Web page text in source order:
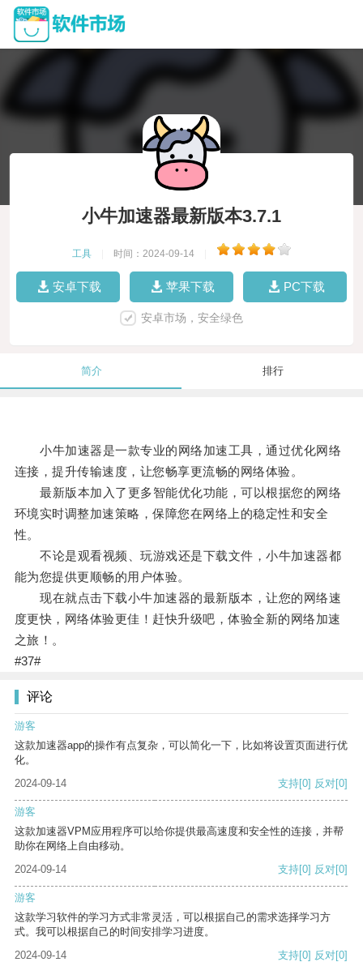
小牛加速器最新版本3.7.1
工具 时间：2024-09-14
安卓下载 苹果下载 PC下载
安卓市场，安全绿色
简介 排行
小牛加速器是一款专业的网络加速工具，通过优化网络
连接，提升传输速度，让您畅享更流畅的网络体验。
最新版本加入了更多智能优化功能，可以根据您的网络
环境实时调整加速策略，保障您在网络上的稳定性和安全
性。
不论是观看视频、玩游戏还是下载文件，小牛加速器都
能为您提供更顺畅的用户体验。
现在就点击下载小牛加速器的最新版本，让您的网络速
度更快，网络体验更佳！赶快升级吧，体验全新的网络加速
之旅！。
#37#
评论
游客
这款加速器app的操作有点复杂，可以简化一下，比如将设置页面进行优
化。
2024-09-14
支持[0] 反对[0]
游客
这款加速器VPM应用程序可以给你提供最高速度和安全性的连接，并帮
助你在网络上自由移动。
2024-09-14
支持[0] 反对[0]
游客
这款学习软件的学习方式非常灵活，可以根据自己的需求选择学习方
式。我可以根据自己的时间安排学习进度。
2024-09-14
支持[0] 反对[0]